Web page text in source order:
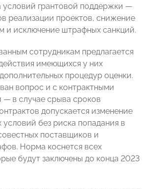
условий грантовой поддержки —
реализации проектов, снижение
и исключение штрафных санкций.
сотрудникам предлагается
имеющихся у них
процедур оценки.
вопрос и с контрактными
— в случае срыва сроков
допускается изменение
без риска попадания в
поставщиков и
Норма коснется всех
будут заключены до конца 2023